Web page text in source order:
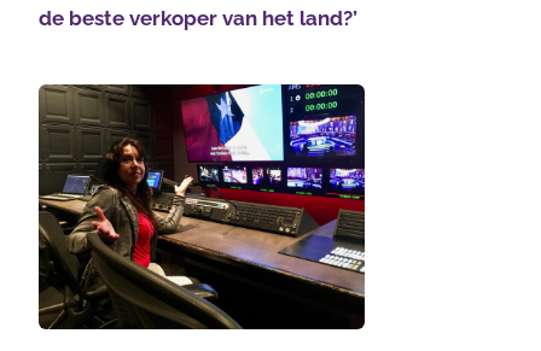
de beste verkoper van het land?’